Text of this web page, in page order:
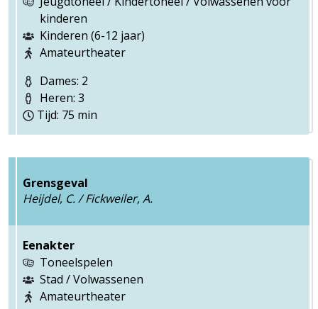
kinderen
Kinderen (6-12 jaar)
Amateurtheater
Dames: 2
Heren: 3
Tijd: 75 min
Grensgeval
Heijdel, C. / Fickweiler, A.
Eenakter
Toneelspelen
Stad / Volwassenen
Amateurtheater